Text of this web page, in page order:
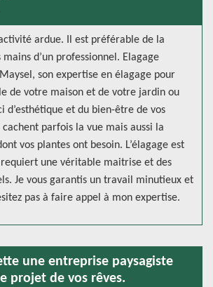
activité ardue. Il est préférable de la
d’un professionnel. Elagage
son expertise en élagage pour
de votre maison et de votre jardin ou
d’esthétique et du bien-être de vos
parfois la vue mais aussi la
vos plantes ont besoin. L’élagage est
une véritable maitrise et des
Je vous garantis un travail minutieux et
pas à faire appel à mon expertise.
une entreprise paysagiste
projet de vos rêves.